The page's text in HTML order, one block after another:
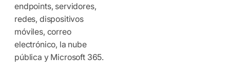
endpoints, servidores,
redes, dispositivos
móviles, correo
electrónico, la nube
pública y Microsoft 365.